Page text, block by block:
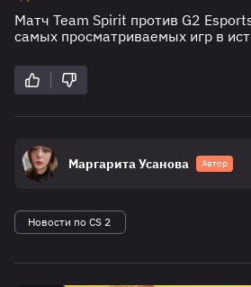
Матч Team Spirit против G2
самых просматриваемых игр в
Маргарита Усанова Автор
Новости по CS 2